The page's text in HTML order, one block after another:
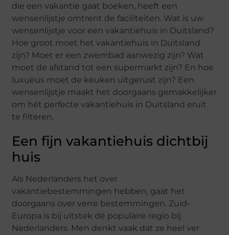
die een vakantie gaat boeken, heeft een
wensenlijstje omtrent de faciliteiten. Wat is uw
wensenlijstje voor een vakantiehuis in Duitsland?
Hoe groot moet het vakantiehuis in Duitsland
zijn? Moet er een zwembad aanwezig zijn? Wat
moet de afstand tot een supermarkt zijn? En hoe
luxueus moet de keuken uitgerust zijn? Een
wensenlijstje maakt het doorgaans gemakkelijker
om hét perfecte vakantiehuis in Duitsland eruit
te filteren.
Een fijn vakantiehuis dichtbij
huis
Als Nederlanders het over
vakantiebestemmingen hebben, gaat het
doorgaans over verre bestemmingen. Zuid-
Europa is bij uitstek dé populaire regio bij
Nederlanders. Men denkt vaak dat ze heel ver